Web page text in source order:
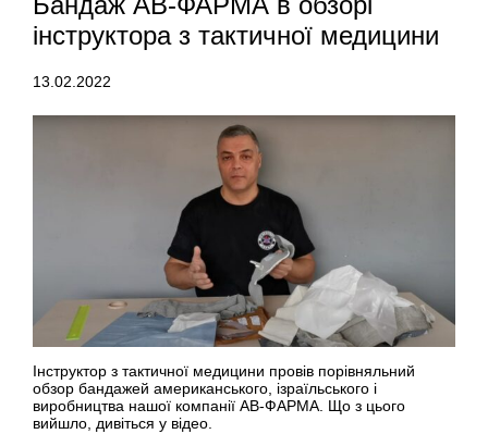
інструктора з тактичної медицини
13.02.2022
Інструктор з тактичної медицини провів порівняльний
обзор бандажей американського, ізраїльського і
виробництва нашої компанії АВ-ФАРМА. Що з цього
вийшло, дивіться у відео.